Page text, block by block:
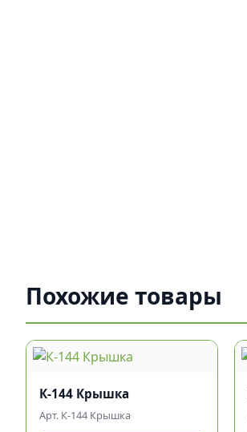
Похожие товары
К-144 Крышка
Арт. К-144 Крышка